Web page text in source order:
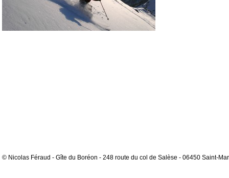
© Nicolas Féraud - Gîte du Boréon - 248 route du col de Salèse - 06450 Saint-